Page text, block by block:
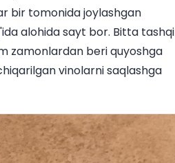
bir tomonida joylashgan
alohida sayt bor. Bitta tashqi
zamonlardan beri quyoshga
vinolarni saqlashga